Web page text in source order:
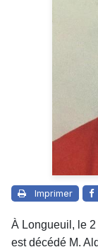
Imprimer
À Longueuil, le 2
est décédé M.